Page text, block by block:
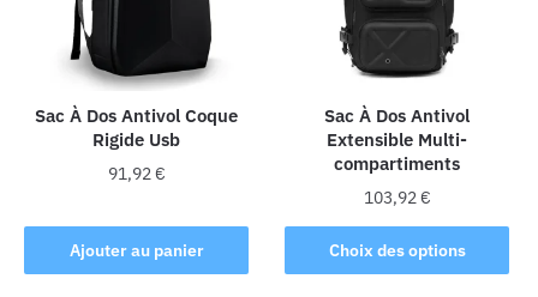
Sac À Dos Antivol Coque
Rigide Usb
91,92€
Ajouter au panier
Sac À Dos Antivol
Extensible Multi-
compartiments
103,92€
Choix des options
Ce
produit